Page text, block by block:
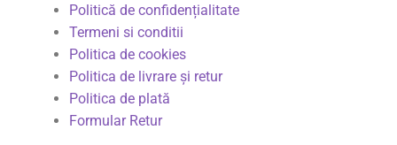
Politică de confidențialitate
Termeni si conditii
Politica de cookies
Politica de livrare și retur
Politica de plată
Formular Retur